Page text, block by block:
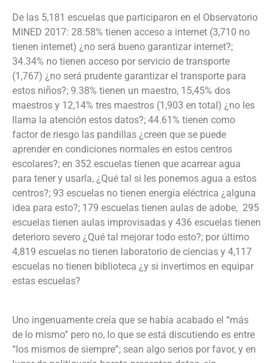
De las 5,181 escuelas que participaron en el Observatorio
MINED 2017: 28.58% tienen acceso a internet (3,710 no
tienen internet) ¿no será bueno garantizar internet?;
34.34% no tienen acceso por servicio de transporte
(1,767) ¿no será prudente garantizar el transporte para
estos niños?; 9.38% tienen un maestro, 15,45% dos
maestros y 12,14% tres maestros (1,903 en total) ¿no les
llama la atención estos datos?; 44.61% tienen como
factor de riesgo las pandillas ¿creen que se puede
aprender en condiciones normales en estos centros
escolares?; en 352 escuelas tienen que acarrear agua
para tener y usarla, ¿Qué tal si les ponemos agua a estos
centros?; 93 escuelas no tienen energía eléctrica ¿alguna
idea para esto?; 179 escuelas tienen aulas de adobe, 295
escuelas tienen aulas improvisadas y 436 escuelas tienen
deterioro severo ¿Qué tal mejorar todo esto?; por último
4,819 escuelas no tienen laboratorio de ciencias y 4,117
escuelas no tienen biblioteca ¿y si invertimos en equipar
estas escuelas?
Uno ingenuamente creía que se había acabado el “más
de lo mismo” pero no, lo que se está discutiendo es entre
“los mismos de siempre”; sean algo serios por favor, y en